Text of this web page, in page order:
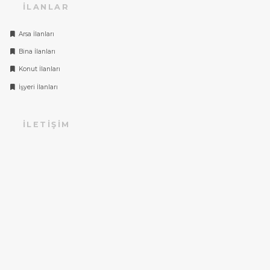
İLANLAR
Arsa İlanları
Bina İlanları
Konut İlanları
İşyeri İlanları
İLETIŞIM